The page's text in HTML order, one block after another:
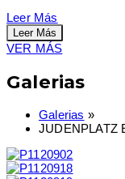
Leer Más
Leer Más
VER MÁS
Galerias
Galerias »
JUDENPLATZ